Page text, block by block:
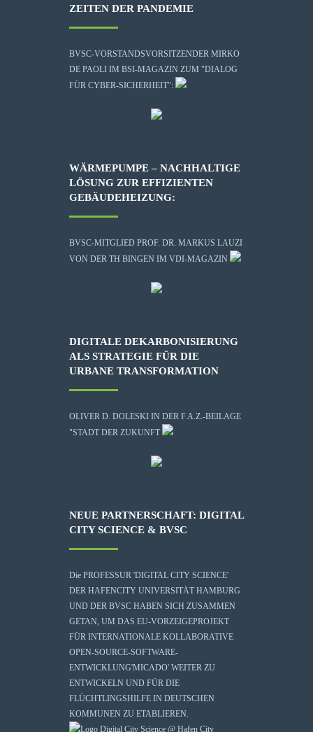
ZEITEN DER PANDEMIE
BVSC-VORSTANDSVORSITZENDER MIRKO
DE PAOLI IM BSI-MAGAZIN ZUM "DIALOG
FÜR CYBER-SICHERHEIT":
WÄRMEPUMPE – NACHHALTIGE
LÖSUNG ZUR EFFIZIENTEN
GEBÄUDEHEIZUNG:
BVSC-MITGLIED PROF. DR. MARKUS LAUZI
VON DER TH BINGEN IM VDI-MAGAZIN
DIGITALE DEKARBONISIERUNG
ALS STRATEGIE FÜR DIE
URBANE TRANSFORMATION
OLIVER D. DOLESKI IN DER F.A.Z.-BEILAGE
"STADT DER ZUKUNFT
NEUE PARTNERSCHAFT: DIGITAL
CITY SCIENCE & BVSC
Die PROFESSUR 'DIGITAL CITY SCIENCE'
DER HAFENCITY UNIVERSITÄT HAMBURG
UND DER BVSC HABEN SICH ZUSAMMEN
GETAN, UM DAS EU-VORZEIGEPROJEKT
FÜR INTERNATIONALE KOLLABORATIVE
OPEN-SOURCE-SOFTWARE-
ENTWICKLUNG'MICADO' WEITER ZU
ENTWICKELN UND FÜR DIE
FLÜCHTLINGSHILFE IN DEUTSCHEN
KOMMUNEN ZU ETABLIEREN.